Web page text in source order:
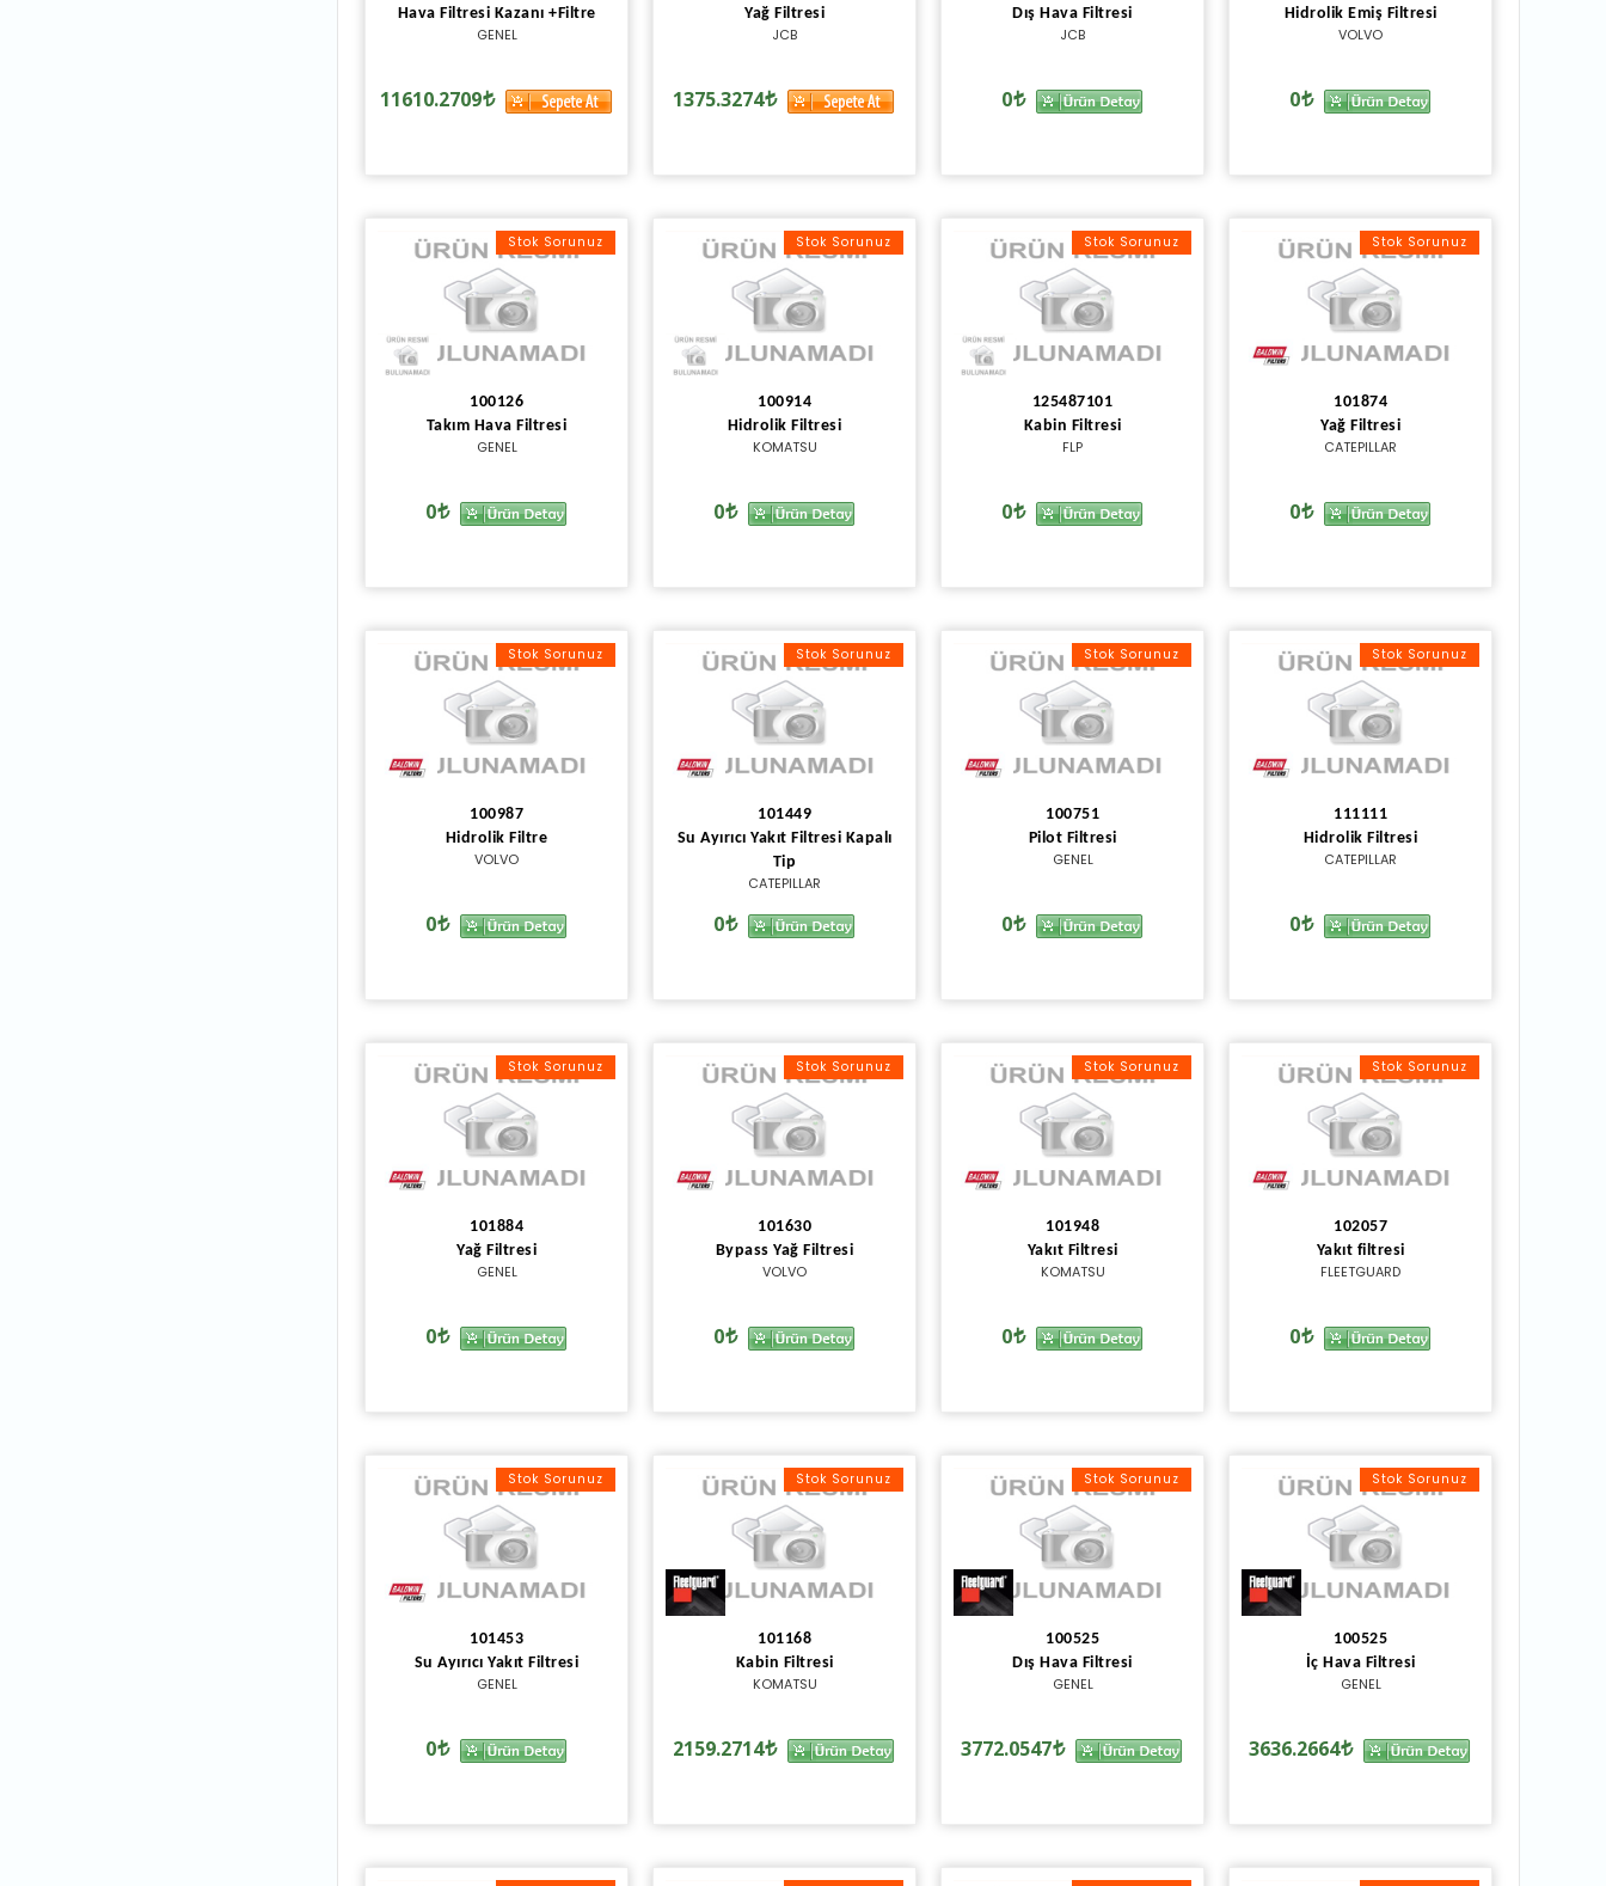
Hava Filtresi Kazanı +Filtre
GENEL
11610.2709
Yağ Filtresi
JCB
1375.3274
Dış Hava Filtresi
JCB
0
Hidrolik Emiş Filtresi
VOLVO
0
Stok Sorunuz
100126
Takım Hava Filtresi
GENEL
0
Stok Sorunuz
100914
Hidrolik Filtresi
KOMATSU
0
Stok Sorunuz
125487101
Kabin Filtresi
FLP
0
Stok Sorunuz
101874
Yağ Filtresi
CATEPILLAR
0
Stok Sorunuz
100987
Hidrolik Filtre
VOLVO
0
Stok Sorunuz
101449
Su Ayırıcı Yakıt Filtresi Kapalı
Tip
CATEPILLAR
0
Stok Sorunuz
100751
Pilot Filtresi
GENEL
0
Stok Sorunuz
111111
Hidrolik Filtresi
CATEPILLAR
0
Stok Sorunuz
101884
Yağ Filtresi
GENEL
0
Stok Sorunuz
101630
Bypass Yağ Filtresi
VOLVO
0
Stok Sorunuz
101948
Yakıt Filtresi
KOMATSU
0
Stok Sorunuz
102057
Yakıt filtresi
FLEETGUARD
0
Stok Sorunuz
101453
Su Ayırıcı Yakıt Filtresi
GENEL
0
Stok Sorunuz
101168
Kabin Filtresi
KOMATSU
2159.2714
Stok Sorunuz
100525
Dış Hava Filtresi
GENEL
3772.0547
Stok Sorunuz
100525
İç Hava Filtresi
GENEL
3636.2664